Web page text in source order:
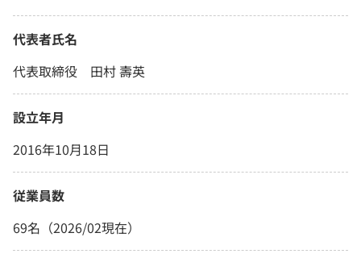
代表者氏名
代表取締役 田村 壽英
設立年月
2016年10月18日
従業員数
69名（2026/02現在）